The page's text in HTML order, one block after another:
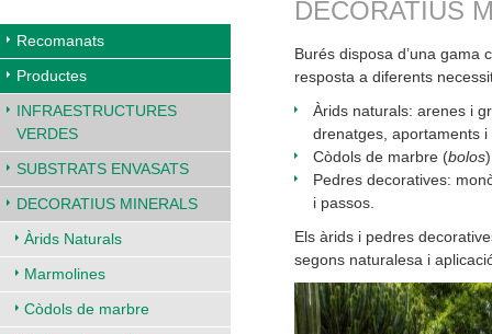
DECORATIUS
Burés disposa d’una gama
resposta a diferents
Àrids naturals: arenes i
drenatges, aportaments
Còdols de marbre (bolos
Pedres decoratives:
i passos.
Els àrids i pedres
segons naturalesa i
Recomanats
Productes
INFRAESTRUCTURES
VERDES
SUBSTRATS ENVASATS
DECORATIUS MINERALS
Àrids Naturals
Marmolines
Còdols de marbre